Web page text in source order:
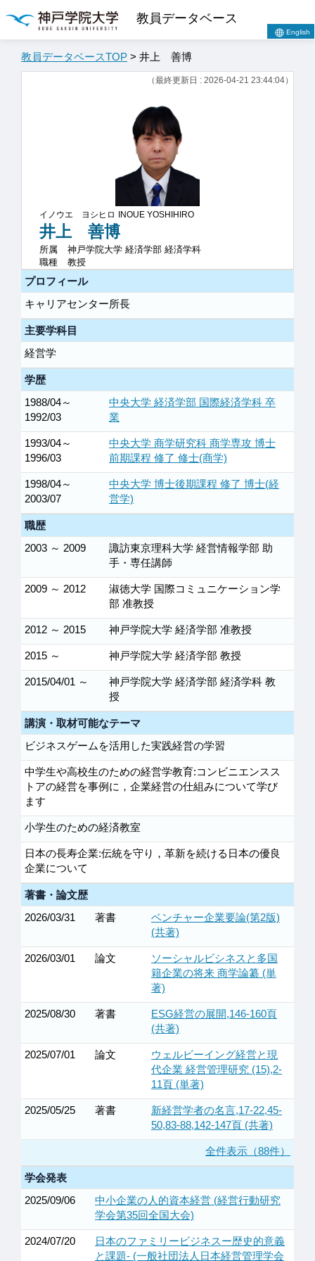
教員データベース
English
教員データベースTOP > 井上 善博
（最終更新日 : 2026-04-21 23:44:04）
イノウエ ヨシヒロ INOUE YOSHIHIRO
井上 善博
所属
神戸学院大学 経済学部 経済学科
職種
教授
プロフィール
キャリアセンター所長
主要学科目
経営学
学歴
1988/04～
1992/03
中央大学 経済学部 国際経済学科 卒
業
1993/04～
1996/03
中央大学 商学研究科 商学専攻 博士
前期課程 修了 修士(商学)
1998/04～
2003/07
中央大学 博士後期課程 修了 博士(経
営学)
職歴
2003 ～ 2009
諏訪東京理科大学 経営情報学部 助
手・専任講師
2009 ～ 2012
淑徳大学 国際コミュニケーション学
部 准教授
2012 ～ 2015 神戸学院大学 経済学部 准教授
2015 ～ 神戸学院大学 経済学部 教授
2015/04/01 ～
神戸学院大学 経済学部 経済学科 教
授
講演・取材可能なテーマ
ビジネスゲームを活用した実践経営の学習
中学生や高校生のための経営学教育:コンビニエンスス
トアの経営を事例に，企業経営の仕組みについて学び
ます
小学生のための経済教室
日本の長寿企業:伝統を守り，革新を続ける日本の優良
企業について
著書・論文歴
2026/03/31
著書
ベンチャー企業要論(第2版)
(共著)
2026/03/01 論文
ソーシャルビシネスと多国
籍企業の将来 商学論纂 (単
著)
2025/08/30 著書
ESG経営の展開,146-160頁
(共著)
2025/07/01 論文
ウェルビーイング経営と現
代企業 経営管理研究 (15),2-
11頁 (単著)
2025/05/25 著書
新経営学者の名言,17-22,45-
50,83-88,142-147頁 (共著)
全件表示（88件）
学会発表
2025/09/06
中小企業の人的資本経営 (経営行動研究
学会第35回全国大会)
2024/07/20
日本のファミリービジネスー歴史的意義
と課題‐ (一般社団法人日本経営管理学会